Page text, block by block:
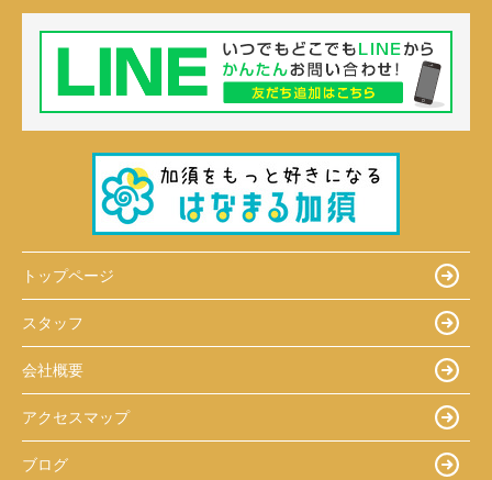
トップページ
スタッフ
会社概要
アクセスマップ
ブログ